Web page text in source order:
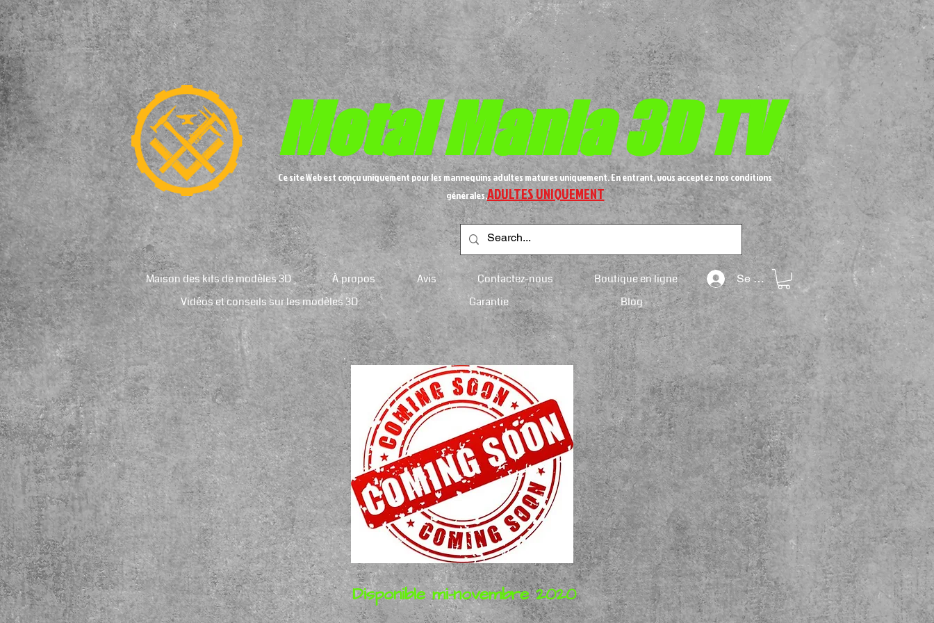
MetalMania 3D TV
Ce site Web est conçu uniquement pour les mannequins adultes matures uniquement. En entrant, vous acceptez nos conditions
générales,ADULTES UNIQUEMENT
Maison des kits de modèles 3D À propos Avis Contactez-nous
Boutique en ligne
Vidéos et conseils sur les modèles 3D
Garantie Blog
Se connecter
Disponible mi-novembre 2020